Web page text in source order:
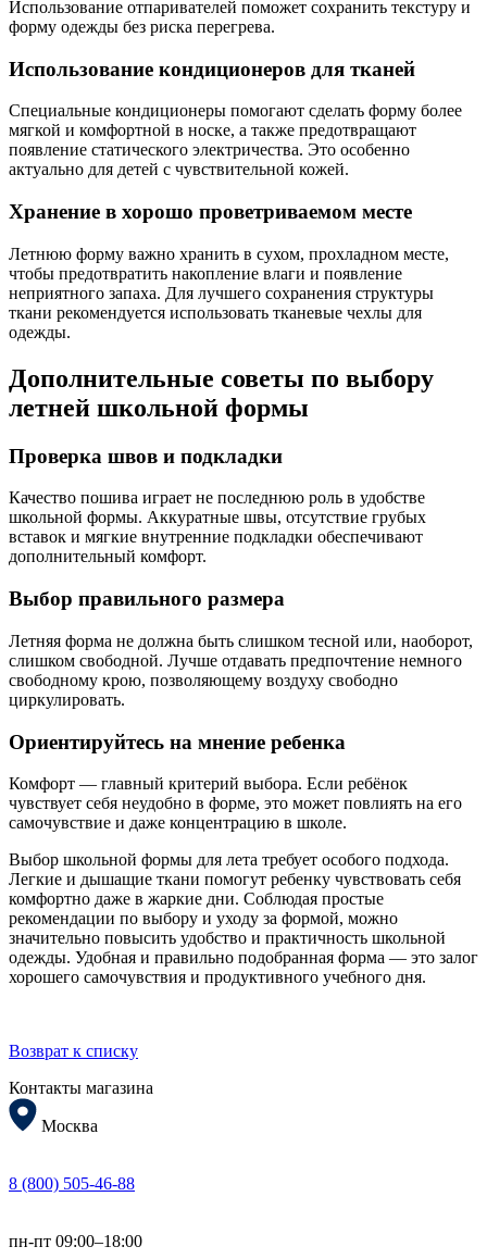
Использование отпаривателей поможет сохранить текстуру и
форму одежды без риска перегрева.
Использование кондиционеров для тканей
Специальные кондиционеры помогают сделать форму более
мягкой и комфортной в носке, а также предотвращают
появление статического электричества. Это особенно
актуально для детей с чувствительной кожей.
Хранение в хорошо проветриваемом месте
Летнюю форму важно хранить в сухом, прохладном месте,
чтобы предотвратить накопление влаги и появление
неприятного запаха. Для лучшего сохранения структуры
ткани рекомендуется использовать тканевые чехлы для
одежды.
Дополнительные советы по выбору
летней школьной формы
Проверка швов и подкладки
Качество пошива играет не последнюю роль в удобстве
школьной формы. Аккуратные швы, отсутствие грубых
вставок и мягкие внутренние подкладки обеспечивают
дополнительный комфорт.
Выбор правильного размера
Летняя форма не должна быть слишком тесной или, наоборот,
слишком свободной. Лучше отдавать предпочтение немного
свободному крою, позволяющему воздуху свободно
циркулировать.
Ориентируйтесь на мнение ребенка
Комфорт — главный критерий выбора. Если ребёнок
чувствует себя неудобно в форме, это может повлиять на его
самочувствие и даже концентрацию в школе.
Выбор школьной формы для лета требует особого подхода.
Легкие и дышащие ткани помогут ребенку чувствовать себя
комфортно даже в жаркие дни. Соблюдая простые
рекомендации по выбору и уходу за формой, можно
значительно повысить удобство и практичность школьной
одежды. Удобная и правильно подобранная форма — это залог
хорошего самочувствия и продуктивного учебного дня.
Возврат к списку
Контакты магазина
Москва
8 (800) 505-46-88
пн-пт 09:00–18:00